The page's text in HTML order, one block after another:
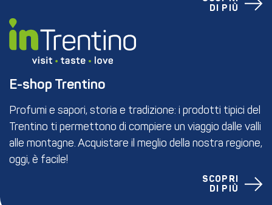
DI PIÙ
E-shop Trentino
Profumi e sapori, storia e tradizione: i prodotti tipici del
Trentino ti permettono di compiere un viaggio dalle valli
alle montagne. Acquistare il meglio della nostra regione,
oggi, è facile!
SCOPRI
DI PIÙ